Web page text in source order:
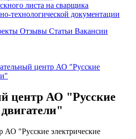
листа на сварщика
технологической документации
Отзывы Статьи Вакансии
центр АО "Русские
центр АО "Русские